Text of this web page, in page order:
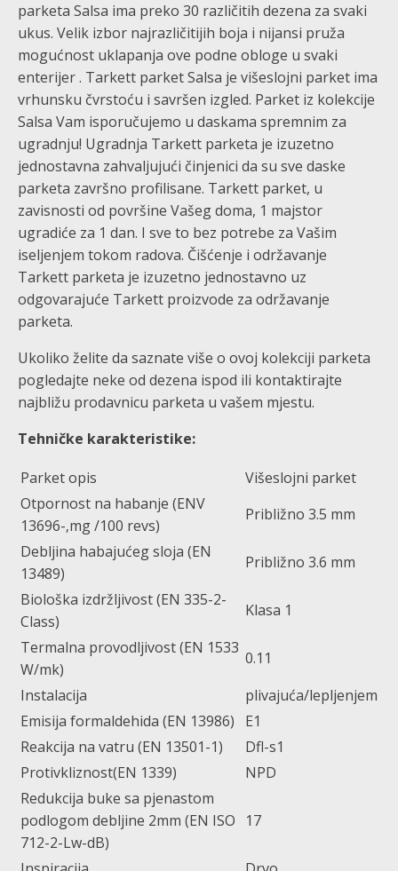
parketa Salsa ima preko 30 različitih dezena za svaki
ukus. Velik izbor najrazličitijih boja i nijansi pruža
mogućnost uklapanja ove podne obloge u svaki
enterijer . Tarkett parket Salsa je višeslojni parket ima
vrhunsku čvrstoću i savršen izgled. Parket iz kolekcije
Salsa Vam isporučujemo u daskama spremnim za
ugradnju! Ugradnja Tarkett parketa je izuzetno
jednostavna zahvaljujući činjenici da su sve daske
parketa završno profilisane. Tarkett parket, u
zavisnosti od površine Vašeg doma, 1 majstor
ugradiće za 1 dan. I sve to bez potrebe za Vašim
iseljenjem tokom radova. Čišćenje i održavanje
Tarkett parketa je izuzetno jednostavno uz
odgovarajuće Tarkett proizvode za održavanje
parketa.
Ukoliko želite da saznate više o ovoj kolekciji parketa
pogledajte neke od dezena ispod ili kontaktirajte
najbližu prodavnicu parketa u vašem mjestu.
Tehničke karakteristike:
Parket opis
Višeslojni parket
Otpornost na habanje (ENV
13696-‚mg /100 revs)
Približno 3.5 mm
Debljina habajućeg sloja (EN
13489)
Približno 3.6 mm
Biološka izdržljivost (EN 335-2-
Class)
Klasa 1
Termalna provodljivost (EN 1533
W/mk)
0.11
Instalacija
plivajuća/lepljenjem
Emisija formaldehida (EN 13986)
E1
Reakcija na vatru (EN 13501-1)
Dfl-s1
Protivkliznost(EN 1339)
NPD
Redukcija buke sa pjenastom
podlogom debljine 2mm (EN ISO
712-2-Lw-dB)
17